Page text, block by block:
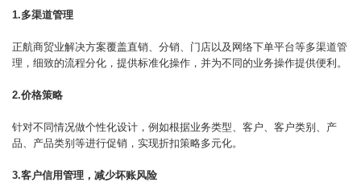
1.多渠道管理
正航商贸业解决方案覆盖直销、分销、门店以及网络下单平台等多渠道管
理，细致的流程分化，提供标准化操作，并为不同的业务操作提供便利。
2.价格策略
针对不同情况做个性化设计，例如根据业务类型、客户、客户类别、产
品、产品类别等进行促销，实现折扣策略多元化。
3.客户信用管理，减少坏账风险